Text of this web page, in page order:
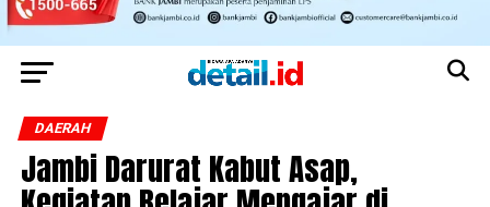
DAERAH
Jambi Darurat Kabut Asap,